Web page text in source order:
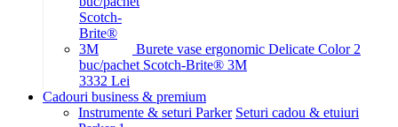
Burete vase ergonomic Delicate Color 2
buc/pachet Scotch-Brite® 3M
3332 Lei
Cadouri business & premium
Instrumente & seturi Parker Seturi cadou & etuiuri